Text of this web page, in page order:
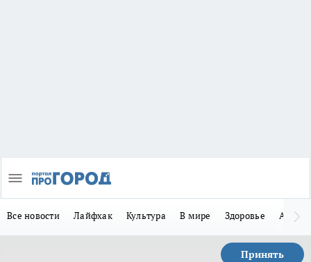
Все новости Лайфхак Культура В мире Здоровье Авто
Принять